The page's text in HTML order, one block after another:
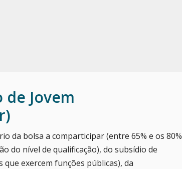
Jovem
da bolsa a comparticipar (entre 65% e os 80%
do nível de qualificação), do subsídio de
exercem funções públicas), da